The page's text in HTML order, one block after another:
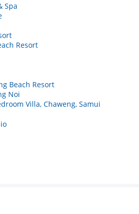
Spa
Resort
Beach Resort
Noi
Villa, Chaweng, Samui